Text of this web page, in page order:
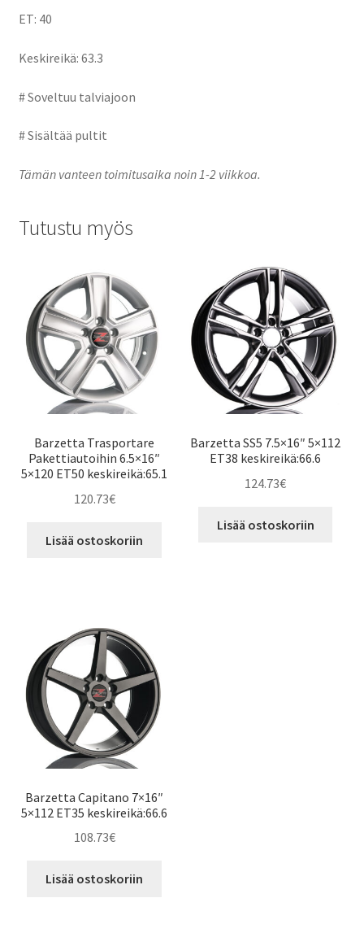
ET: 40
Keskireikä: 63.3
# Soveltuu talviajoon
# Sisältää pultit
Tämän vanteen toimitusaika noin 1-2 viikkoa.
Tutustu myös
Barzetta Trasportare
Pakettiautoihin 6.5×16″
5×120 ET50 keskireikä:65.1
120.73€
Lisää ostoskoriin
Barzetta SS5 7.5×16″ 5×112
ET38 keskireikä:66.6
124.73€
Lisää ostoskoriin
Barzetta Capitano 7×16″
5×112 ET35 keskireikä:66.6
108.73€
Lisää ostoskoriin